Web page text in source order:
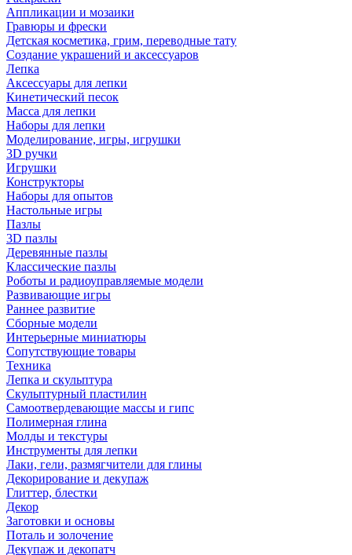
Аппликации и мозаики
Гравюры и фрески
Детская косметика, грим, переводные тату
Создание украшений и аксессуаров
Лепка
Аксессуары для лепки
Кинетический песок
Масса для лепки
Наборы для лепки
Моделирование, игры, игрушки
3D ручки
Игрушки
Конструкторы
Наборы для опытов
Настольные игры
Пазлы
3D пазлы
Деревянные пазлы
Классические пазлы
Роботы и радиоуправляемые модели
Развивающие игры
Раннее развитие
Сборные модели
Интерьерные миниатюры
Сопутствующие товары
Техника
Лепка и скульптура
Скульптурный пластилин
Самоотвердевающие массы и гипс
Полимерная глина
Молды и текстуры
Инструменты для лепки
Лаки, гели, размягчители для глины
Декорирование и декупаж
Глиттер, блестки
Декор
Заготовки и основы
Поталь и золочение
Декупаж и декопатч